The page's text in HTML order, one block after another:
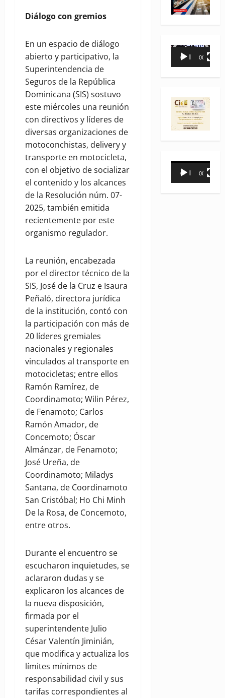
Diálogo con gremios
En un espacio de diálogo
abierto y participativo, la
Superintendencia de
Seguros de la República
Dominicana (SIS) sostuvo
este miércoles una reunión
con directivos y líderes de
diversas organizaciones de
motoconchistas, delivery y
transporte en motocicleta,
con el objetivo de socializar
el contenido y los alcances
de la Resolución núm. 07-
2025, también emitida
recientemente por este
organismo regulador.
La reunión, encabezada
por el director técnico de la
SIS, José de la Cruz e Isaura
Peñaló, directora jurídica
de la institución, contó con
la participación con más de
20 líderes gremiales
nacionales y regionales
vinculados al transporte en
motocicletas; entre ellos
Ramón Ramírez, de
Coordinamoto; Wilin Pérez,
de Fenamoto; Carlos
Ramón Amador, de
Concemoto; Óscar
Almánzar, de Fenamoto;
José Ureña, de
Coordinamoto; Miladys
Santana, de Coordinamoto
San Cristóbal; Ho Chi Minh
De la Rosa, de Concemoto,
entre otros.
Durante el encuentro se
escucharon inquietudes, se
aclararon dudas y se
explicaron los alcances de
la nueva disposición,
firmada por el
superintendente Julio
César Valentín Jiminián,
que modifica y actualiza los
límites mínimos de
responsabilidad civil y sus
tarifas correspondientes al
Reproductor
00:00 00:35
Reproductor
00:00 00:31